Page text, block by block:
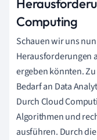
Computing
Schauen wir uns
Herausforderungen
ergeben könnten.
Bedarf an Data
Durch Cloud
Algorithmen und
ausführen. Durch